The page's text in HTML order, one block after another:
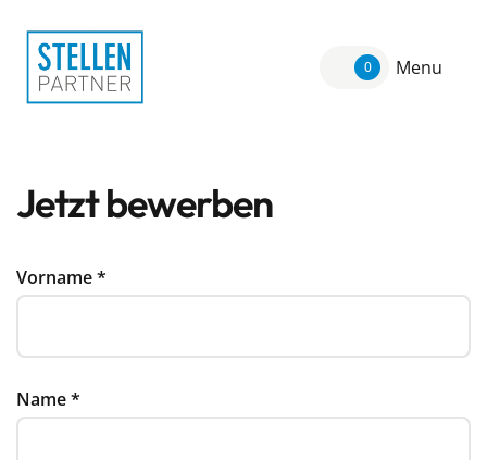
0 Menu
Jetzt bewerben
Vorname*
Name*